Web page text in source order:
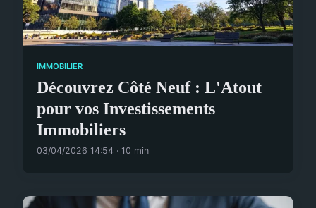
IMMOBILIER
Découvrez Côté Neuf : L'Atout
pour vos Investissements
Immobiliers
03/04/2026 14:54 · 10 min